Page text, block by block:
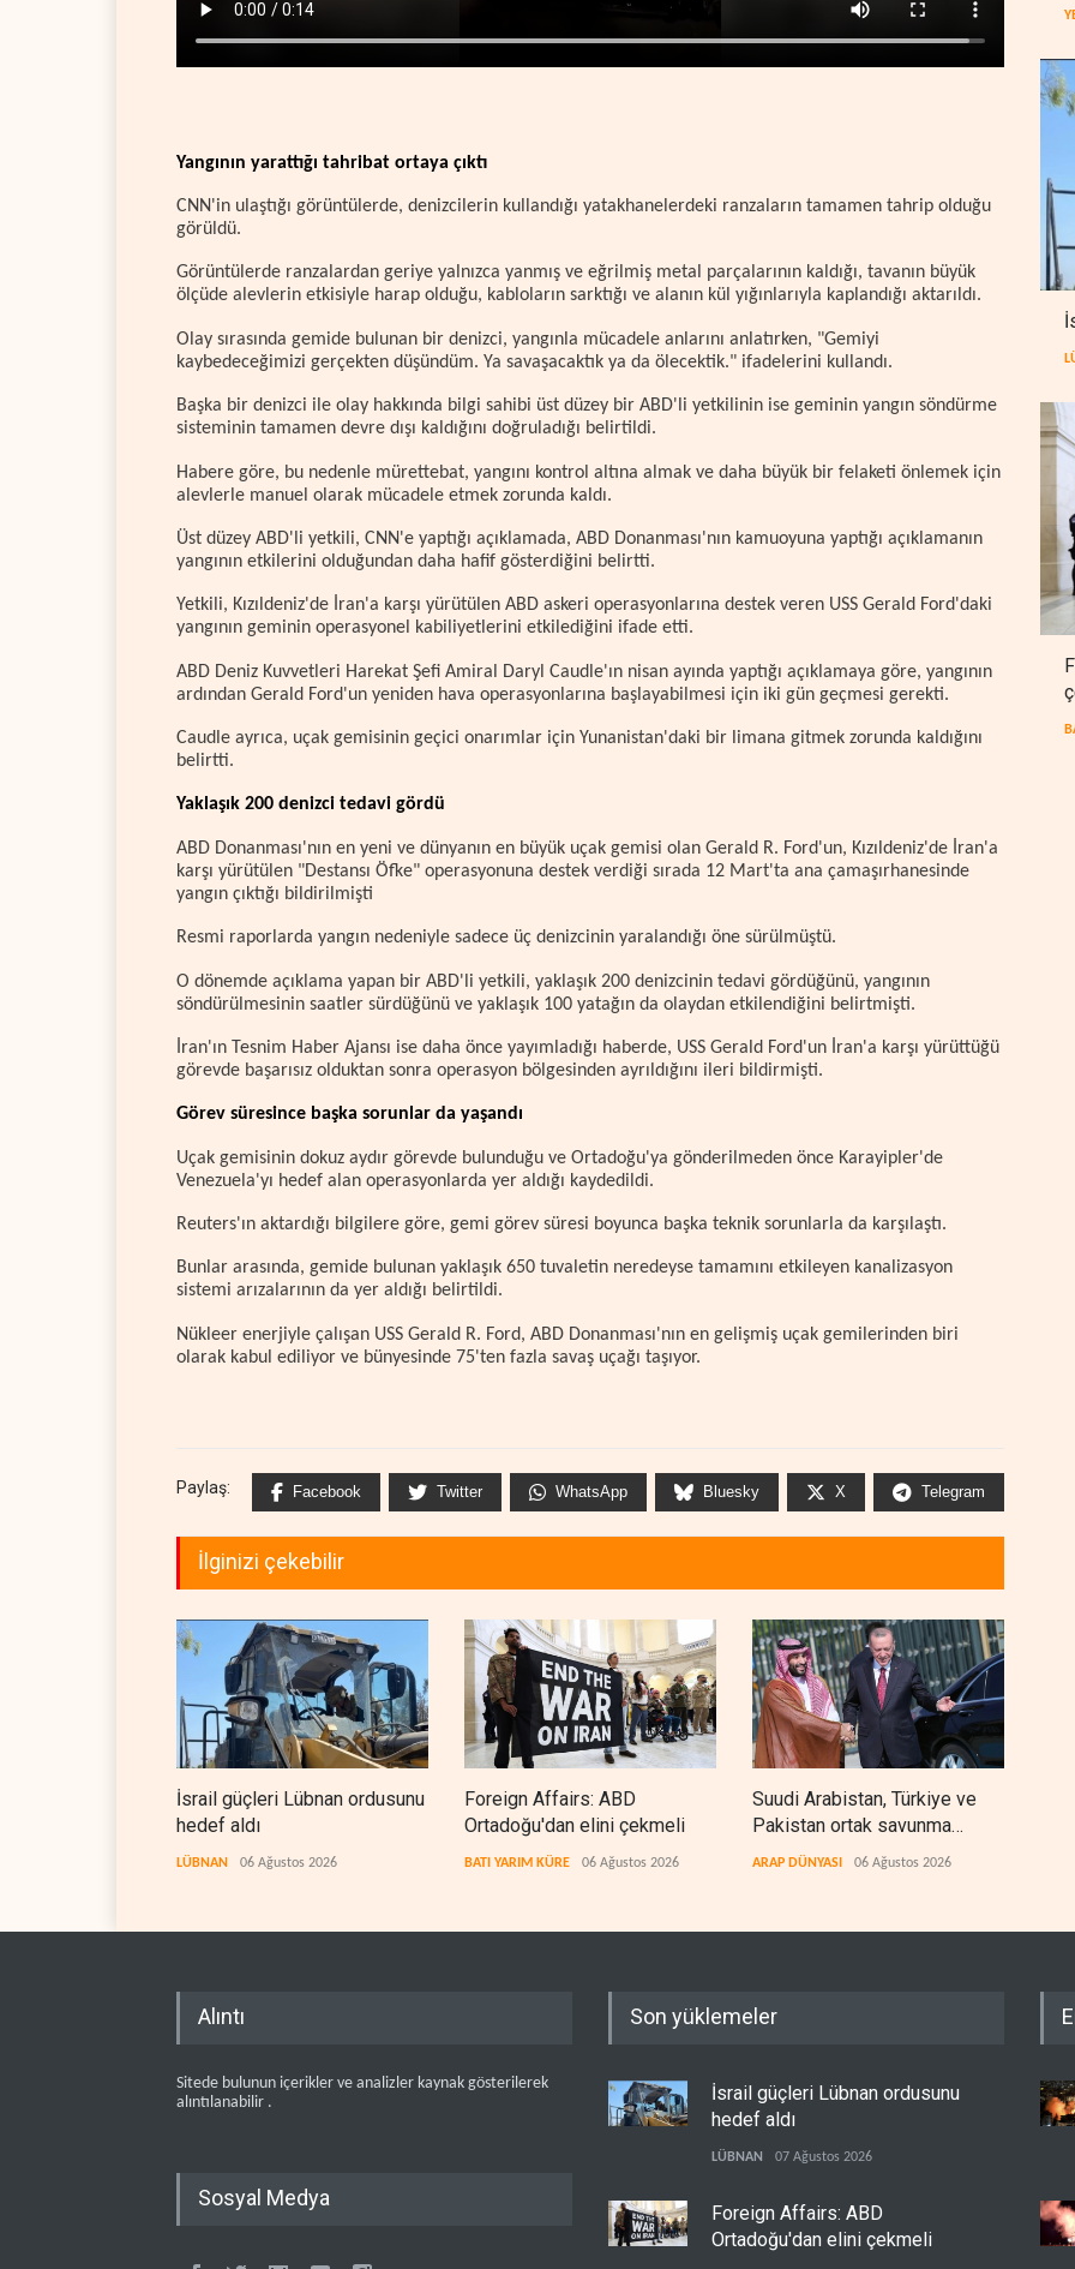
Yangının yarattığı tahribat ortaya çıktı
CNN'in ulaştığı görüntülerde, denizcilerin kullandığı yatakhanelerdeki ranzaların tamamen tahrip olduğu
görüldü.
Görüntülerde ranzalardan geriye yalnızca yanmış ve eğrilmiş metal parçalarının kaldığı, tavanın büyük
ölçüde alevlerin etkisiyle harap olduğu, kabloların sarktığı ve alanın kül yığınlarıyla kaplandığı aktarıldı.
Olay sırasında gemide bulunan bir denizci, yangınla mücadele anlarını anlatırken, "Gemiyi
kaybedeceğimizi gerçekten düşündüm. Ya savaşacaktık ya da ölecektik." ifadelerini kullandı.
Başka bir denizci ile olay hakkında bilgi sahibi üst düzey bir ABD'li yetkilinin ise geminin yangın söndürme
sisteminin tamamen devre dışı kaldığını doğruladığı belirtildi.
Habere göre, bu nedenle mürettebat, yangını kontrol altına almak ve daha büyük bir felaketi önlemek için
alevlerle manuel olarak mücadele etmek zorunda kaldı.
Üst düzey ABD'li yetkili, CNN'e yaptığı açıklamada, ABD Donanması'nın kamuoyuna yaptığı açıklamanın
yangının etkilerini olduğundan daha hafif gösterdiğini belirtti.
Yetkili, Kızıldeniz'de İran'a karşı yürütülen ABD askeri operasyonlarına destek veren USS Gerald Ford'daki
yangının geminin operasyonel kabiliyetlerini etkilediğini ifade etti.
ABD Deniz Kuvvetleri Harekat Şefi Amiral Daryl Caudle'ın nisan ayında yaptığı açıklamaya göre, yangının
ardından Gerald Ford'un yeniden hava operasyonlarına başlayabilmesi için iki gün geçmesi gerekti.
Caudle ayrıca, uçak gemisinin geçici onarımlar için Yunanistan'daki bir limana gitmek zorunda kaldığını
belirtti.
Yaklaşık 200 denizci tedavi gördü
ABD Donanması'nın en yeni ve dünyanın en büyük uçak gemisi olan Gerald R. Ford'un, Kızıldeniz'de İran'a
karşı yürütülen "Destansı Öfke" operasyonuna destek verdiği sırada 12 Mart'ta ana çamaşırhanesinde
yangın çıktığı bildirilmişti
Resmi raporlarda yangın nedeniyle sadece üç denizcinin yaralandığı öne sürülmüştü.
O dönemde açıklama yapan bir ABD'li yetkili, yaklaşık 200 denizcinin tedavi gördüğünü, yangının
söndürülmesinin saatler sürdüğünü ve yaklaşık 100 yatağın da olaydan etkilendiğini belirtmişti.
İran'ın Tesnim Haber Ajansı ise daha önce yayımladığı haberde, USS Gerald Ford'un İran'a karşı yürüttüğü
görevde başarısız olduktan sonra operasyon bölgesinden ayrıldığını ileri bildirmişti.
Görev süresince başka sorunlar da yaşandı
Uçak gemisinin dokuz aydır görevde bulunduğu ve Ortadoğu'ya gönderilmeden önce Karayipler'de
Venezuela'yı hedef alan operasyonlarda yer aldığı kaydedildi.
Reuters'ın aktardığı bilgilere göre, gemi görev süresi boyunca başka teknik sorunlarla da karşılaştı.
Bunlar arasında, gemide bulunan yaklaşık 650 tuvaletin neredeyse tamamını etkileyen kanalizasyon
sistemi arızalarının da yer aldığı belirtildi.
Nükleer enerjiyle çalışan USS Gerald R. Ford, ABD Donanması'nın en gelişmiş uçak gemilerinden biri
olarak kabul ediliyor ve bünyesinde 75'ten fazla savaş uçağı taşıyor.
Paylaş: Facebook Twitter WhatsApp Bluesky X Telegram
İlginizi çekebilir
İsrail güçleri Lübnan ordusunu
hedef aldı
LÜBNAN 06 Ağustos 2026
Foreign Affairs: ABD
Ortadoğu'dan elini çekmeli
BATI YARIM KÜRE 06 Ağustos 2026
Suudi Arabistan, Türkiye ve
Pakistan ortak savunma
anlaşması imzaladı
ARAP DÜNYASI 06 Ağustos 2026
Alıntı
Sitede bulunun içerikler ve analizler kaynak gösterilerek
alıntılanabilir .
Sosyal Medya
Son yüklemeler
İsrail güçleri Lübnan ordusunu
hedef aldı
LÜBNAN 07 Ağustos 2026
Foreign Affairs: ABD
Ortadoğu'dan elini çekmeli